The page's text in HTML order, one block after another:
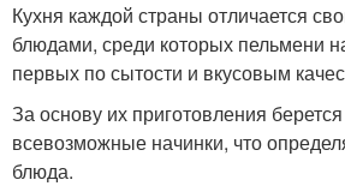
Кухня каждой страны отличается
блюдами, среди которых пельмени
первых по сытости и вкусовым
За основу их приготовления
всевозможные начинки, что
блюда.